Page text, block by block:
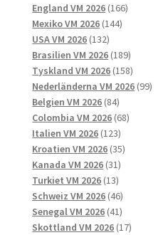
England VM 2026 166166
Mexiko VM 2026 144144
USA VM 2026 132132
produkter
Brasilien VM 2026 189189
produkter
Tyskland VM 2026 158158
produkter
Nederländerna VM 2026 9999
Belgien VM 2026 8484
produkter
Colombia VM 2026 6868
Italien VM 2026 123123
produkter
Kroatien VM 2026 3535
Kanada VM 2026 3131
produkter
Turkiet VM 2026 1313
produkter
Schweiz VM 2026 4646
produkter
Senegal VM 2026 4141
produkter
Skottland VM 2026 1717